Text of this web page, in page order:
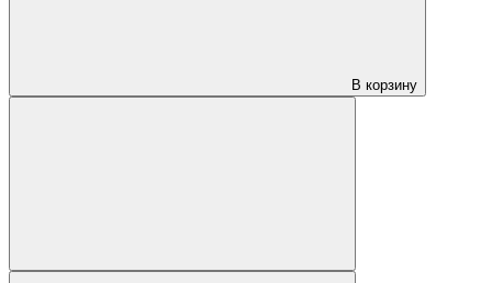
В корзину